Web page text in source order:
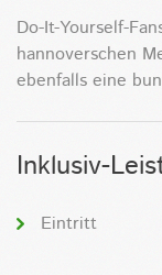
Do-It-Yourself-
hannoverschen
ebenfalls eine
Inklusiv-
Eintritt